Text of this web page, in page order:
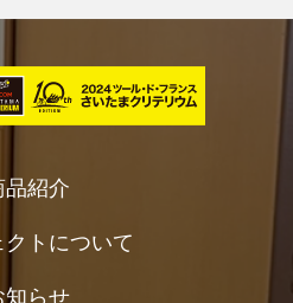
品紹介
クトについて
知らせ